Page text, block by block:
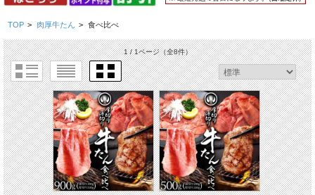
TOP > 肉厚牛たん > 食べ比べ
1 / 1ページ（全8件）